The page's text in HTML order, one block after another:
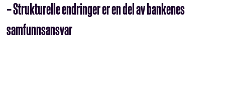
– Strukturelle endringer er en del av bankenes
samfunnsansvar